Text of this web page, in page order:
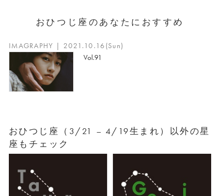
おひつじ座のあなたにおすすめ
IMAGRAPHY | 2021.10.16(Sun)
Vol.91
おひつじ座（3/21 – 4/19生まれ）以外の星
座もチェック